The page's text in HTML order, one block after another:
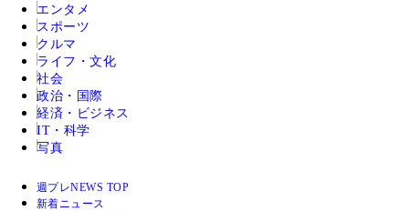
エンタメ
スポーツ
クルマ
ライフ・文化
社会
政治・国際
経済・ビジネス
IT・科学
写真
週プレNEWS TOP
新着ニュース